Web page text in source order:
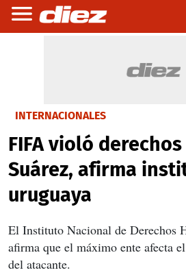
INTERNACIONALES
FIFA violó
Suárez, afirma
uruguaya
El Instituto Nacional de Derechos
afirma que el máximo ente afecta
del atacante.